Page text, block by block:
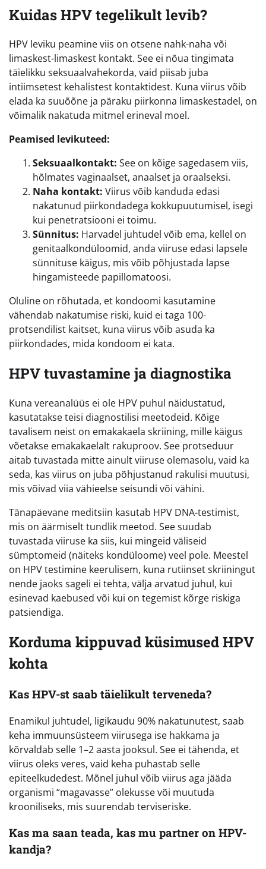
Kuidas HPV tegelikult levib?
HPV leviku peamine viis on otsene nahk-naha või
limaskest-limaskest kontakt. See ei nõua tingimata
täielikku seksuaalvahekorda, vaid piisab juba
intiimsetest kehalistest kontaktidest. Kuna viirus võib
elada ka suuõõne ja päraku piirkonna limaskestadel, on
võimalik nakatuda mitmel erineval moel.
Peamised levikuteed:
Seksuaalkontakt: See on kõige sagedasem viis,
hõlmates vaginaalset, anaalset ja oraalseksi.
Naha kontakt: Viirus võib kanduda edasi
nakatunud piirkondadega kokkupuutumisel, isegi
kui penetratsiooni ei toimu.
Sünnitus: Harvadel juhtudel võib ema, kellel on
genitaalkondüloomid, anda viiruse edasi lapsele
sünnituse käigus, mis võib põhjustada lapse
hingamisteede papillomatoosi.
Oluline on rõhutada, et kondoomi kasutamine
vähendab nakatumise riski, kuid ei taga 100-
protsendilist kaitset, kuna viirus võib asuda ka
piirkondades, mida kondoom ei kata.
HPV tuvastamine ja diagnostika
Kuna vereanalüüs ei ole HPV puhul näidustatud,
kasutatakse teisi diagnostilisi meetodeid. Kõige
tavalisem neist on emakakaela skriining, mille käigus
võetakse emakakaelalt rakuproov. See protseduur
aitab tuvastada mitte ainult viiruse olemasolu, vaid ka
seda, kas viirus on juba põhjustanud rakulisi muutusi,
mis võivad viia vähieelse seisundi või vähini.
Tänapäevane meditsiin kasutab HPV DNA-testimist,
mis on äärmiselt tundlik meetod. See suudab
tuvastada viiruse ka siis, kui mingeid väliseid
sümptomeid (näiteks kondüloome) veel pole. Meestel
on HPV testimine keerulisem, kuna rutiinset skriiningut
nende jaoks sageli ei tehta, välja arvatud juhul, kui
esinevad kaebused või kui on tegemist kõrge riskiga
patsiendiga.
Korduma kippuvad küsimused HPV
kohta
Kas HPV-st saab täielikult terveneda?
Enamikul juhtudel, ligikaudu 90% nakatunutest, saab
keha immuunsüsteem viirusega ise hakkama ja
kõrvaldab selle 1–2 aasta jooksul. See ei tähenda, et
viirus oleks veres, vaid keha puhastab selle
epiteelkudedest. Mõnel juhul võib viirus aga jääda
organismi “magavasse” olekusse või muutuda
krooniliseks, mis suurendab terviseriske.
Kas ma saan teada, kas mu partner on HPV-
kandja?